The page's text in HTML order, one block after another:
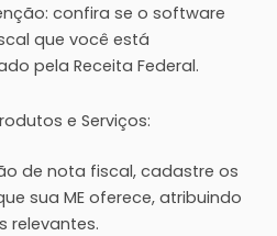
confira se o software
que você está
pela Receita Federal.
e Serviços:
de nota fiscal, cadastre os
sua ME oferece, atribuindo
relevantes.